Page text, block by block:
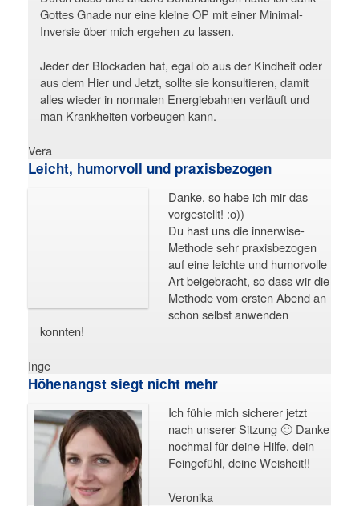
Gottes Gnade nur eine kleine OP mit einer Minimal-
Inversie über mich ergehen zu lassen.
Jeder der Blockaden hat, egal ob aus der Kindheit oder
aus dem Hier und Jetzt, sollte sie konsultieren, damit
alles wieder in normalen Energiebahnen verläuft und
man Krankheiten vorbeugen kann.
Vera
Leicht, humorvoll und praxisbezogen
Danke, so habe ich mir das
vorgestellt! :o))
Du hast uns die innerwise-
Methode sehr praxisbezogen
auf eine leichte und humorvolle
Art beigebracht, so dass wir die
Methode vom ersten Abend an
schon selbst anwenden
konnten!
Inge
Höhenangst siegt nicht mehr
Ich fühle mich sicherer jetzt
nach unserer Sitzung 🙂 Danke
nochmal für deine Hilfe, dein
Feingefühl, deine Weisheit!!
Veronika